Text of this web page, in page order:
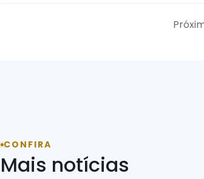
CONFIRA
Mais notícias